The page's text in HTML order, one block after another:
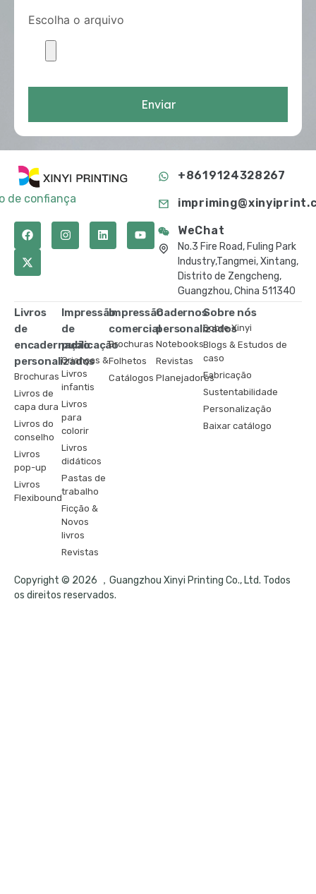
Escolha o arquivo
Enviar
de confiança
+8619124328267
WeChat
No.3 Fire Road, Fuling Park
Industry,Tangmei, Xintang,
Distrito de Zengcheng,
Guangzhou, China 511340
Livros
de
encadernação
personalizados
Brochuras
Livros de
capa dura
Livros do
conselho
Livros
pop-up
Livros
Flexibound
Impressão
de
publicação
Crianças &
Livros
infantis
Livros
para
colorir
Livros
didáticos
Pastas de
trabalho
Ficção &
Novos
livros
Revistas
Impressão
comercial
Brochuras
Folhetos
Catálogos
Cadernos
personalizados
Notebooks
Revistas
Planejadores
Sobre nós
Sobre Xinyi
Blogs & Estudos de
caso
Fabricação
Sustentabilidade
Personalização
Baixar catálogo
Copyright © 2026 ，Guangzhou Xinyi Printing Co., Ltd. Todos
os direitos reservados.